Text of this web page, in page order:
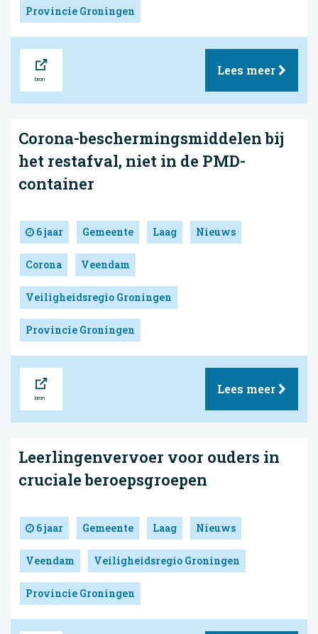
Provincie Groningen
Lees meer
Corona-beschermingsmiddelen bij
het restafval, niet in de PMD-
container
6 jaar Gemeente Laag Nieuws
Corona Veendam
Veiligheidsregio Groningen
Provincie Groningen
Lees meer
Leerlingenvervoer voor ouders in
cruciale beroepsgroepen
6 jaar Gemeente Laag Nieuws
Veendam Veiligheidsregio Groningen
Provincie Groningen